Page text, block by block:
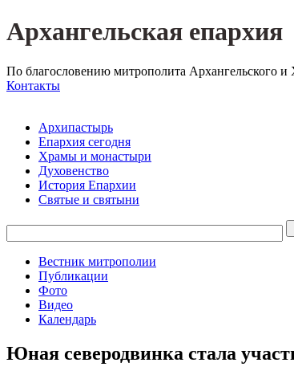
Архангельская епархия
По благословению митрополита Архангельского и
Контакты
Архипастырь
Епархия сегодня
Храмы и монастыри
Духовенство
История Епархии
Святые и святыни
Вестник митрополии
Публикации
Фото
Видео
Календарь
Юная северодвинка стала